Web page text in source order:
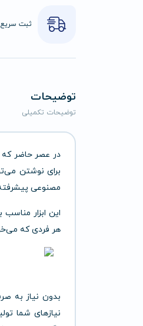
ثبت
توضیحات
توضیحات تکمیلی
در عصر حاضر که
برای نوشتن
مصنوعی
این ابزار
هر فردی که
بدون نیاز به
نیازهای شما